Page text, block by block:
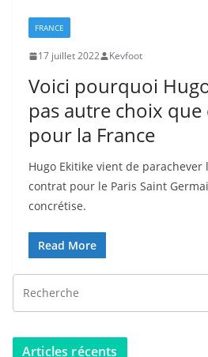
FRANCE
17 juillet 2022 Kevfoot
Voici pourquoi
pas autre choix
pour la France
Hugo Ekitike vient de
contrat pour le Paris Saint
concrétise.
Read More
Articles récents